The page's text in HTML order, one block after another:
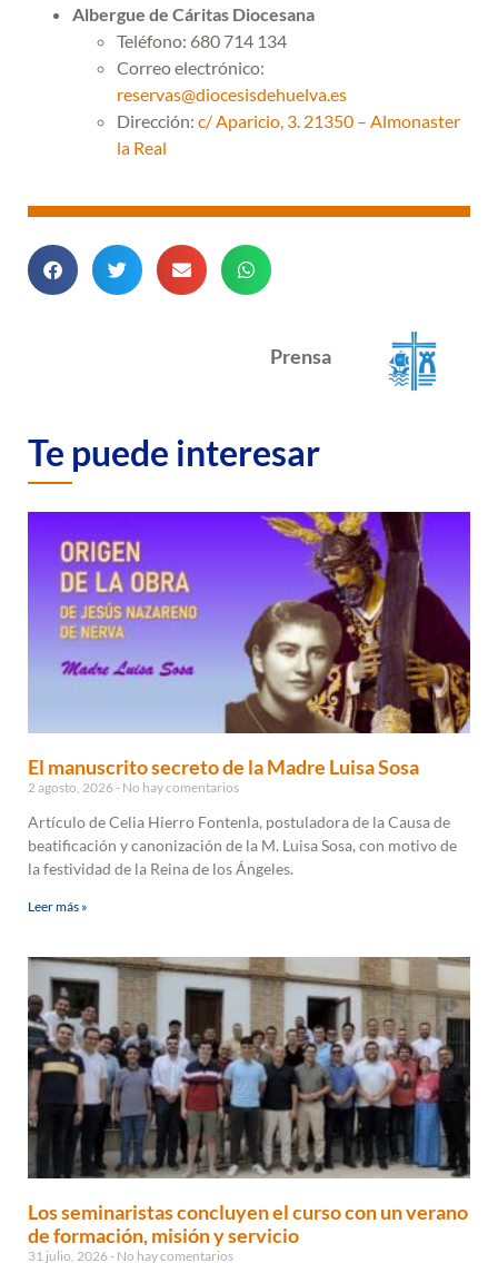
Albergue de Cáritas Diocesana
Teléfono: 680 714 134
Correo electrónico:
reservas@diocesisdehuelva.es
Dirección: c/ Aparicio, 3. 21350 – Almonaster
la Real
Prensa
Te puede interesar
El manuscrito secreto de la Madre Luisa Sosa
2 agosto, 2026 No hay comentarios
Artículo de Celia Hierro Fontenla, postuladora de la Causa de
beatificación y canonización de la M. Luisa Sosa, con motivo de
la festividad de la Reina de los Ángeles.
Leer más »
Los seminaristas concluyen el curso con un verano
de formación, misión y servicio
31 julio, 2026 No hay comentarios